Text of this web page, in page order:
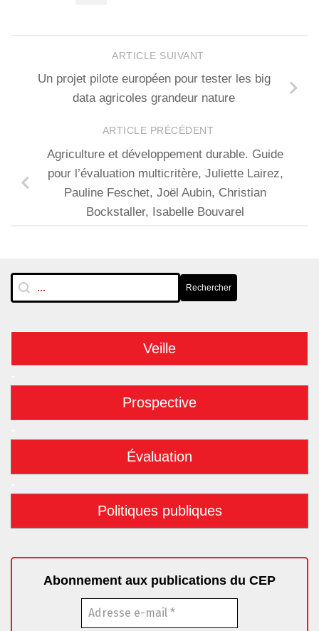
ARTICLE SUIVANT
Un projet pilote européen pour tester les big
data agricoles grandeur nature
ARTICLE PRÉCÉDENT
Agriculture et développement durable. Guide
pour l’évaluation multicritère, Juliette Lairez,
Pauline Feschet, Joël Aubin, Christian
Bockstaller, Isabelle Bouvarel
RechTextuelle-BarreLat
Rechercher Rechercher
Veille
Prospective
Évaluation
Politiques publiques
Abonnement aux publications du CEP